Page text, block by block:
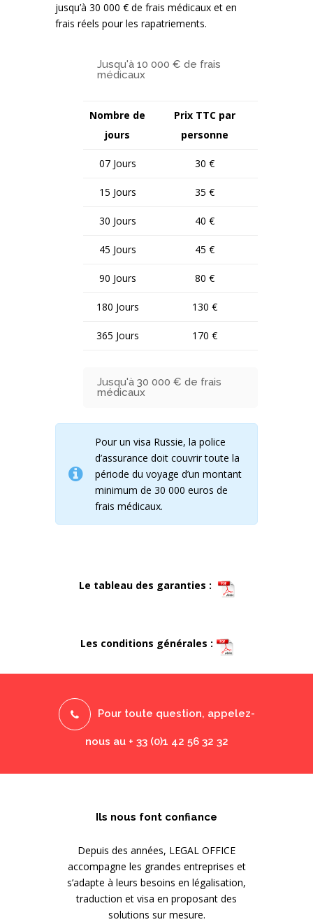
jusqu’à 30 000 € de frais médicaux et en
frais réels pour les rapatriements.
Jusqu'à 10 000 € de frais
médicaux
Nombre de
jours
Prix TTC par
personne
07 Jours 30 €
15 Jours 35 €
30 Jours 40 €
45 Jours 45 €
90 Jours 80 €
180 Jours 130 €
365 Jours 170 €
Jusqu'à 30 000 € de frais
médicaux
Pour un visa Russie, la police
d’assurance doit couvrir toute la
période du voyage d’un montant
minimum de 30 000 euros de
frais médicaux.
Le tableau des garanties :
Les conditions générales :
Pour toute question, appelez-
nous au + 33 (0)1 42 56 32 32
Ils nous font confiance
Depuis des années, LEGAL OFFICE
accompagne les grandes entreprises et
s’adapte à leurs besoins en légalisation,
traduction et visa en proposant des
solutions sur mesure.